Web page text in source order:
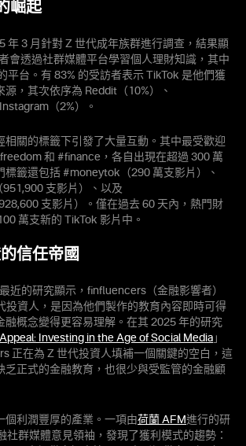
崛起
年 3 月針對 Z 世代成年族群進行調查，結果顯
會透過社群媒體平台學習個人理財知識，其中
平台。有 83% 的受訪者表示 TikTok 是他們獲
，其次依序為 Reddit（10%）、
（2%）。
相關的標籤下引發了大量互動。其中最受歡迎
和 #finance，各自出現在超過 300 萬
標籤還包括 #moneytok（290 萬支影片）、
支影片）、以及
支影片）。僅在過去 60 天內，熱門財
萬支新的 TikTok 影片中。
信任帝國
近的研究顯示，finfluencers（金融影響者）
投資人，是因為他們製作的教育內容即時可得
融概念變得更容易理解。在其 2025 年的研究
Investing in the Age of Social Media 」
正在為 Z 世代投資人填補一個關鍵的空白，這
乏正式的金融教育，也很少與受監管的金融顧
個利潤豐厚的產業。一項由荷蘭 AFM進行的研
社群媒體意見領袖，發現了獲利模式的趨勢：